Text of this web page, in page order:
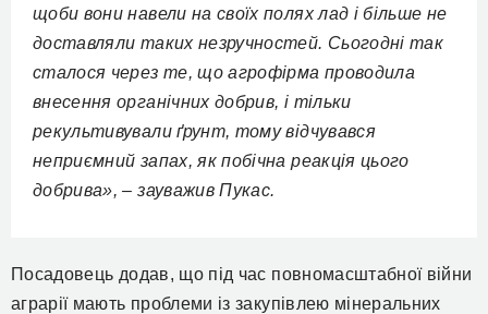
щоби вони навели на своїх полях лад і більше не
доставляли таких незручностей. Сьогодні так
сталося через те, що агрофірма проводила
внесення органічних добрив, і тільки
рекультивували ґрунт, тому відчувався
неприємний запах, як побічна реакція цього
добрива», – зауважив Пукас.
Посадовець додав, що під час повномасштабної війни
аграрії мають проблеми із закупівлею мінеральних